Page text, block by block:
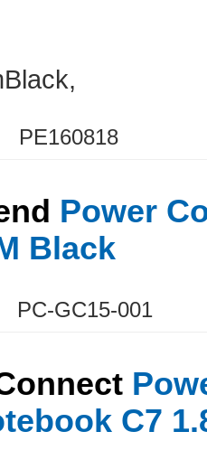
PE160818
Power
Black
PC-GC15-001
C7